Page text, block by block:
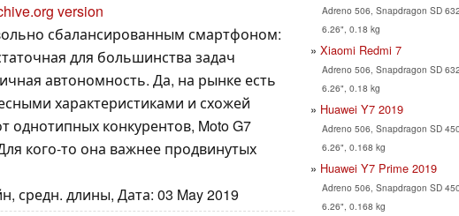
version
сбалансированным смартфоном:
для большинства задач
автономность. Да, на рынке есть
характеристиками и схожей
однотипных конкурентов, Moto G7
кого-то она важнее продвинутых
средн. длины, Дата: 03 May 2019
Adreno 506, Snapdragon SD 632,
6.26", 0.18 kg
Xiaomi Redmi 7
Adreno 506, Snapdragon SD 632,
6.26", 0.18 kg
Huawei Y7 2019
Adreno 506, Snapdragon SD
6.26", 0.168 kg
Huawei Y7 Prime 2019
Adreno 506, Snapdragon SD
6.26", 0.168 kg